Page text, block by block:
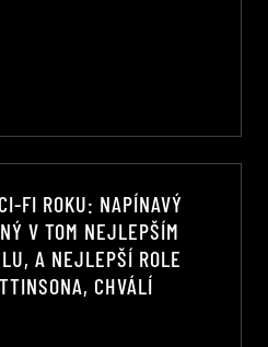
FI ROKU: NAPÍNAVÝ
V TOM NEJLEPŠÍM
A NEJLEPŠÍ ROLE
CHVÁLÍ